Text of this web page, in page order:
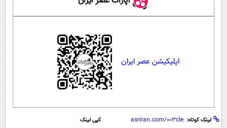
اپلیکیشن عصر ایران
لینک کوتاه: کپی لینک